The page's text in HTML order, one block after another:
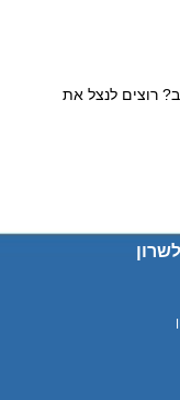
רוצים לנצל את